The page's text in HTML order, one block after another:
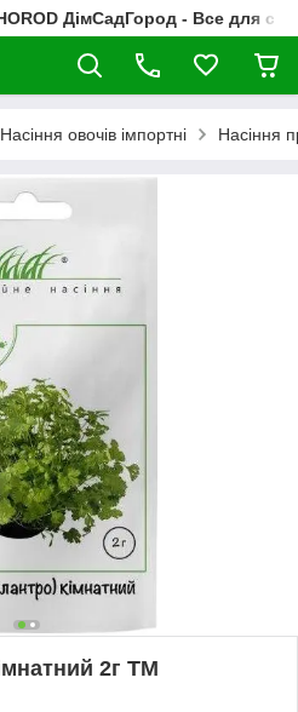
ДімСадГород - Все для
Насіння овочів імпортні Насіння
2г ТМ